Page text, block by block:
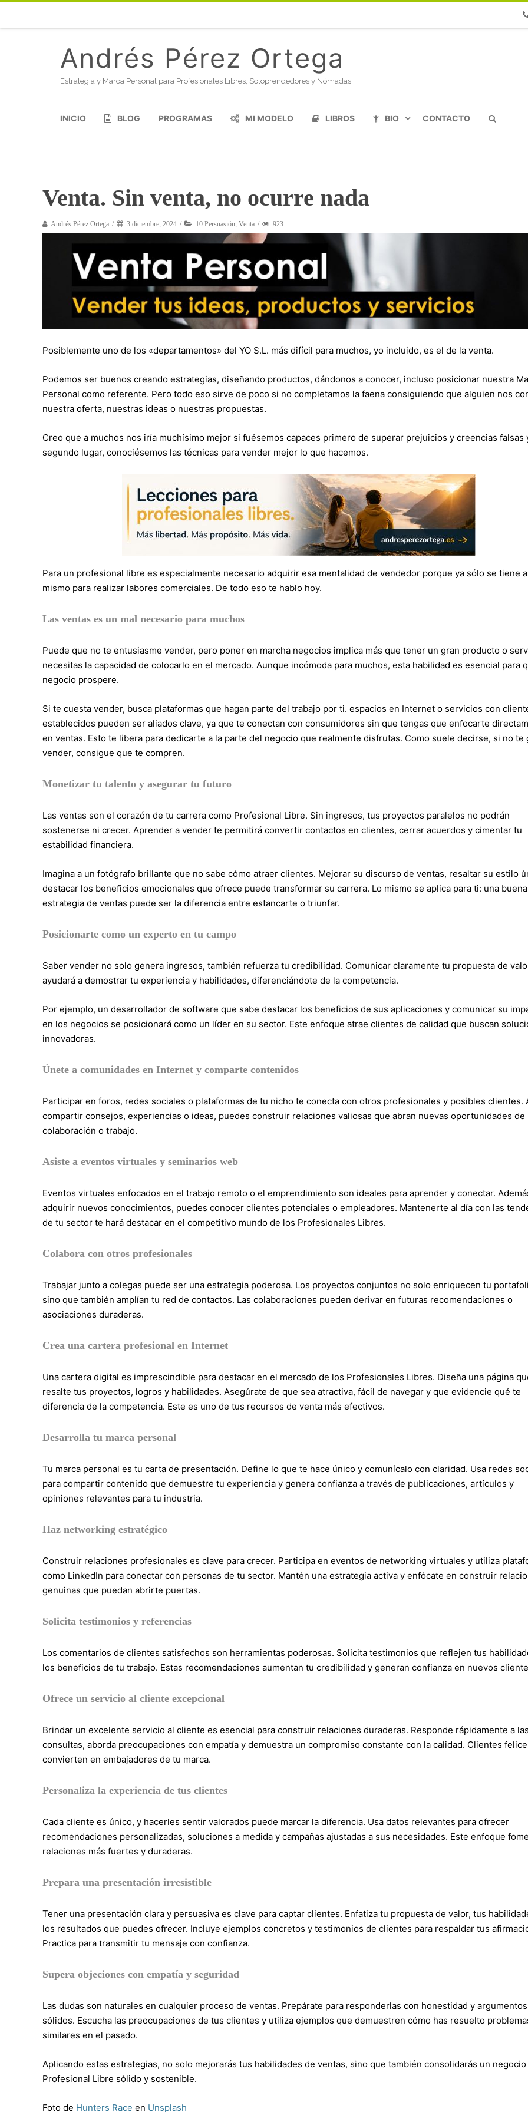
Andrés Pérez Ortega
Estrategia y Marca Personal para Profesionales Libres, Soloprendedores y Nómadas
INICIO BLOG PROGRAMAS MI MODELO LIBROS BIO CONTACTO
Venta. Sin venta, no ocurre nada
Andrés Pérez Ortega 3 diciembre, 2024 10.Persuasión, Venta 923
Posiblemente uno de los «departamentos» del YO S.L. más difícil para muchos, yo incluido, es el de la venta.
Podemos ser buenos creando estrategias, diseñando productos, dándonos a conocer, incluso posicionar nuestra
Personal como referente. Pero todo eso sirve de poco si no completamos la faena consiguiendo que alguien nos
nuestra oferta, nuestras ideas o nuestras propuestas.
Creo que a muchos nos iría muchísimo mejor si fuésemos capaces primero de superar prejuicios y creencias falsas
segundo lugar, conociésemos las técnicas para vender mejor lo que hacemos.
Para un profesional libre es especialmente necesario adquirir esa mentalidad de vendedor porque ya sólo se tiene
mismo para realizar labores comerciales. De todo eso te hablo hoy.
Las ventas es un mal necesario para muchos
Puede que no te entusiasme vender, pero poner en marcha negocios implica más que tener un gran producto o
necesitas la capacidad de colocarlo en el mercado. Aunque incómoda para muchos, esta habilidad es esencial para
negocio prospere.
Si te cuesta vender, busca plataformas que hagan parte del trabajo por ti. espacios en Internet o servicios con
establecidos pueden ser aliados clave, ya que te conectan con consumidores sin que tengas que enfocarte
en ventas. Esto te libera para dedicarte a la parte del negocio que realmente disfrutas. Como suele decirse, si no te
vender, consigue que te compren.
Monetizar tu talento y asegurar tu futuro
Las ventas son el corazón de tu carrera como Profesional Libre. Sin ingresos, tus proyectos paralelos no podrán
sostenerse ni crecer. Aprender a vender te permitirá convertir contactos en clientes, cerrar acuerdos y cimentar tu
estabilidad financiera.
Imagina a un fotógrafo brillante que no sabe cómo atraer clientes. Mejorar su discurso de ventas, resaltar su estilo
destacar los beneficios emocionales que ofrece puede transformar su carrera. Lo mismo se aplica para ti: una buena
estrategia de ventas puede ser la diferencia entre estancarte o triunfar.
Posicionarte como un experto en tu campo
Saber vender no solo genera ingresos, también refuerza tu credibilidad. Comunicar claramente tu propuesta de
ayudará a demostrar tu experiencia y habilidades, diferenciándote de la competencia.
Por ejemplo, un desarrollador de software que sabe destacar los beneficios de sus aplicaciones y comunicar su
en los negocios se posicionará como un líder en su sector. Este enfoque atrae clientes de calidad que buscan
innovadoras.
Únete a comunidades en Internet y comparte contenidos
Participar en foros, redes sociales o plataformas de tu nicho te conecta con otros profesionales y posibles clientes.
compartir consejos, experiencias o ideas, puedes construir relaciones valiosas que abran nuevas oportunidades de
colaboración o trabajo.
Asiste a eventos virtuales y seminarios web
Eventos virtuales enfocados en el trabajo remoto o el emprendimiento son ideales para aprender y conectar.
adquirir nuevos conocimientos, puedes conocer clientes potenciales o empleadores. Mantenerte al día con las
de tu sector te hará destacar en el competitivo mundo de los Profesionales Libres.
Colabora con otros profesionales
Trabajar junto a colegas puede ser una estrategia poderosa. Los proyectos conjuntos no solo enriquecen tu
sino que también amplían tu red de contactos. Las colaboraciones pueden derivar en futuras recomendaciones o
asociaciones duraderas.
Crea una cartera profesional en Internet
Una cartera digital es imprescindible para destacar en el mercado de los Profesionales Libres. Diseña una página
resalte tus proyectos, logros y habilidades. Asegúrate de que sea atractiva, fácil de navegar y que evidencie qué te
diferencia de la competencia. Este es uno de tus recursos de venta más efectivos.
Desarrolla tu marca personal
Tu marca personal es tu carta de presentación. Define lo que te hace único y comunícalo con claridad. Usa redes
para compartir contenido que demuestre tu experiencia y genera confianza a través de publicaciones, artículos y
opiniones relevantes para tu industria.
Haz networking estratégico
Construir relaciones profesionales es clave para crecer. Participa en eventos de networking virtuales y utiliza
como LinkedIn para conectar con personas de tu sector. Mantén una estrategia activa y enfócate en construir
genuinas que puedan abrirte puertas.
Solicita testimonios y referencias
Los comentarios de clientes satisfechos son herramientas poderosas. Solicita testimonios que reflejen tus
los beneficios de tu trabajo. Estas recomendaciones aumentan tu credibilidad y generan confianza en nuevos
Ofrece un servicio al cliente excepcional
Brindar un excelente servicio al cliente es esencial para construir relaciones duraderas. Responde rápidamente a las
consultas, aborda preocupaciones con empatía y demuestra un compromiso constante con la calidad. Clientes
convierten en embajadores de tu marca.
Personaliza la experiencia de tus clientes
Cada cliente es único, y hacerles sentir valorados puede marcar la diferencia. Usa datos relevantes para ofrecer
recomendaciones personalizadas, soluciones a medida y campañas ajustadas a sus necesidades. Este enfoque
relaciones más fuertes y duraderas.
Prepara una presentación irresistible
Tener una presentación clara y persuasiva es clave para captar clientes. Enfatiza tu propuesta de valor, tus
los resultados que puedes ofrecer. Incluye ejemplos concretos y testimonios de clientes para respaldar tus
Practica para transmitir tu mensaje con confianza.
Supera objeciones con empatía y seguridad
Las dudas son naturales en cualquier proceso de ventas. Prepárate para responderlas con honestidad y argumentos
sólidos. Escucha las preocupaciones de tus clientes y utiliza ejemplos que demuestren cómo has resuelto
similares en el pasado.
Aplicando estas estrategias, no solo mejorarás tus habilidades de ventas, sino que también consolidarás un
Profesional Libre sólido y sostenible.
Foto de Hunters Race en Unsplash